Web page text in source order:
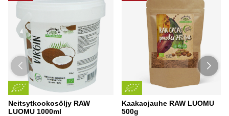
Neitsytkookosöljy RAW
LUOMU 1000ml
Kaakaojauhe RAW LUOMU
500g